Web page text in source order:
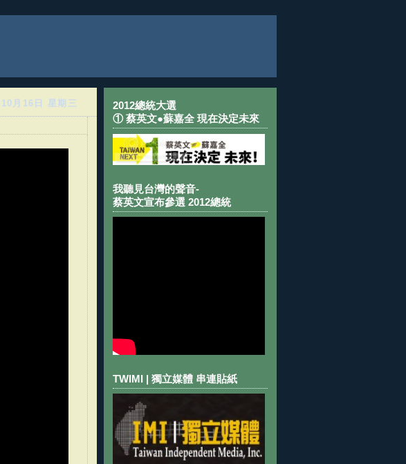
月16日 星期三
2012總統大選
① 蔡英文●蘇嘉全 現在決定未來
我聽見台灣的聲音-
蔡英文宣布參選 2012總統
TWIMI | 獨立媒體 串連貼紙